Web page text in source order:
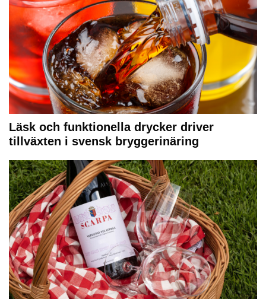
Läsk och funktionella drycker driver
tillväxten i svensk bryggerinäring